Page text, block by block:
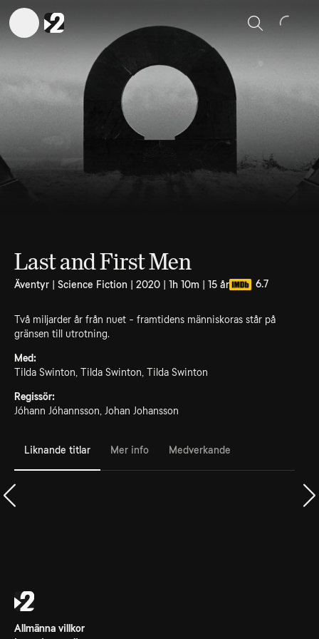
Sök
Last and First Men
Äventyr | Science Fiction | 2020 | 1h 10m | 15 år 6.7
Två miljarder år från nuet - framtidens människoras står på
gränsen till utrotning.
Med:
Tilda Swinton, Tilda Swinton, Tilda Swinton
Regissör:
Jóhann Jóhannsson, Johan Johansson
Liknande titlar Mer info Medverkande
Allmänna villkor